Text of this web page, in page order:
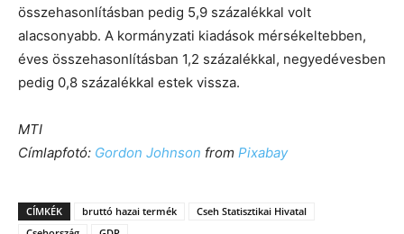
összehasonlításban pedig 5,9 százalékkal volt
alacsonyabb. A kormányzati kiadások mérsékeltebben,
éves összehasonlításban 1,2 százalékkal, negyedévesben
pedig 0,8 százalékkal estek vissza.
MTI
Címlapfotó: Gordon Johnson from Pixabay
CÍMKÉK bruttó hazai termék
Cseh Statisztikai Hivatal